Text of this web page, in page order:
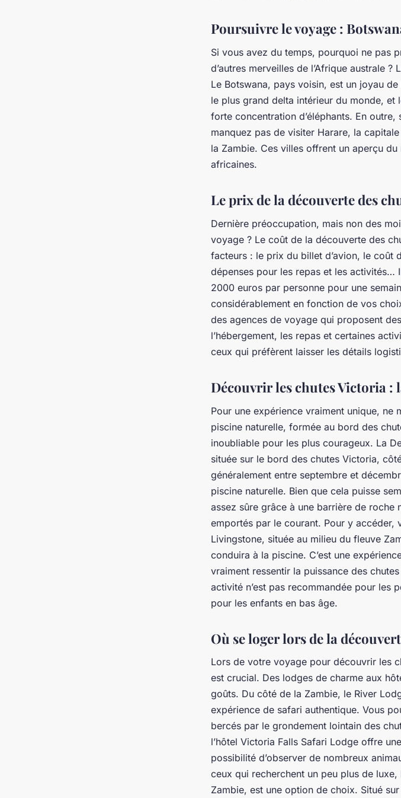
Poursuivre le voyage :
Si vous avez du temps, pourquoi ne pas
d’autres merveilles de l’Afrique australe ?
Le Botswana, pays voisin, est un joyau
le plus grand delta intérieur du monde,
forte concentration d’éléphants. En
manquez pas de visiter Harare, la
la Zambie. Ces villes offrent un aperçu
africaines.
Le prix de la découverte des
Dernière préoccupation, mais non des
voyage ? Le coût de la découverte des
facteurs : le prix du billet d’avion, le coût
dépenses pour les repas et les activités…
2000 euros par personne pour une
considérablement en fonction de vos
des agences de voyage qui proposent
l’hébergement, les repas et certaines
ceux qui préfèrent laisser les détails
Découvrir les chutes Victoria :
Pour une expérience vraiment unique, ne
piscine naturelle, formée au bord des
inoubliable pour les plus courageux. La
située sur le bord des chutes Victoria,
généralement entre septembre et
piscine naturelle. Bien que cela puisse
assez sûre grâce à une barrière de roche
emportés par le courant. Pour y accéder,
Livingstone, située au milieu du fleuve
conduira à la piscine. C’est une
vraiment ressentir la puissance des
activité n’est pas recommandée pour les
pour les enfants en bas âge.
Où se loger lors de la
Lors de votre voyage pour découvrir les
est crucial. Des lodges de charme aux
goûts. Du côté de la Zambie, le River
expérience de safari authentique. Vous
bercés par le grondement lointain des
l’hôtel Victoria Falls Safari Lodge offre
possibilité d’observer de nombreux
ceux qui recherchent un peu plus de
Zambie, est une option de choix. Situé